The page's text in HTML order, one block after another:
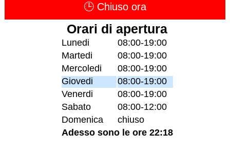
🕒 Chiuso ora
Orari di apertura
Lunedi
08:00-19:00
Martedi
08:00-19:00
Mercoledi
08:00-19:00
Giovedi
08:00-19:00
Venerdi
08:00-19:00
Sabato
08:00-12:00
Domenica
chiuso
Adesso sono le ore 22:18